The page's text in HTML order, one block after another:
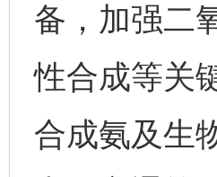
备，加强二
性合成等关
合成氨及生